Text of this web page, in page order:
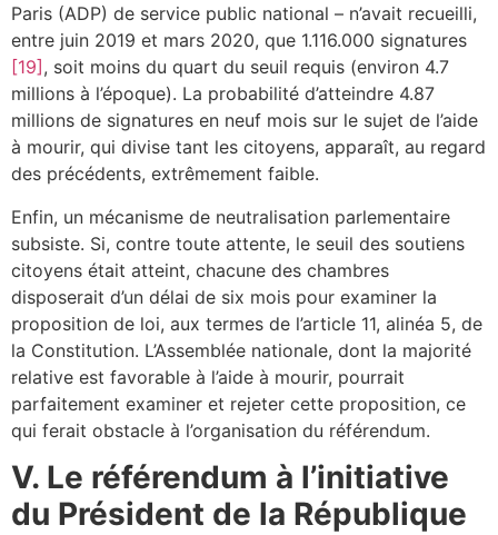
Paris (ADP) de service public national – n’avait recueilli,
entre juin 2019 et mars 2020, que 1.116.000 signatures
[19] , soit moins du quart du seuil requis (environ 4.7
millions à l’époque). La probabilité d’atteindre 4.87
millions de signatures en neuf mois sur le sujet de l’aide
à mourir, qui divise tant les citoyens, apparaît, au regard
des précédents, extrêmement faible.
Enfin, un mécanisme de neutralisation parlementaire
subsiste. Si, contre toute attente, le seuil des soutiens
citoyens était atteint, chacune des chambres
disposerait d’un délai de six mois pour examiner la
proposition de loi, aux termes de l’article 11, alinéa 5, de
la Constitution. L’Assemblée nationale, dont la majorité
relative est favorable à l’aide à mourir, pourrait
parfaitement examiner et rejeter cette proposition, ce
qui ferait obstacle à l’organisation du référendum.
V. Le référendum à l’initiative
du Président de la République